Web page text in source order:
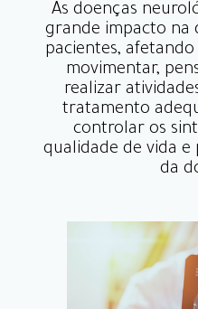
As doenças
grande impacto na
pacientes,
movimentar,
realizar
tratamento
controlar os
qualidade de vida e
da